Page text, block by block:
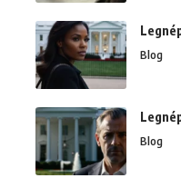
Blog
Blog